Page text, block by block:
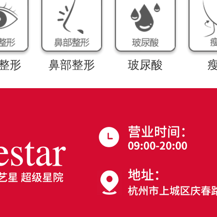
形 鼻部整形 玻尿酸